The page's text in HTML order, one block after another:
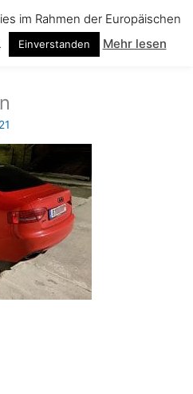
im Rahmen der Europäischen
Einverstanden Mehr lesen